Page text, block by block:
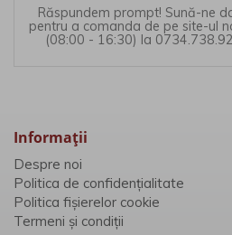
Răspundem prompt! Sună-ne
pentru a comanda de pe site-ul
(08:00 - 16:30) la
Informaţii
Despre noi
Politica de confidențialitate
Politica fișierelor cookie
Termeni și condiții